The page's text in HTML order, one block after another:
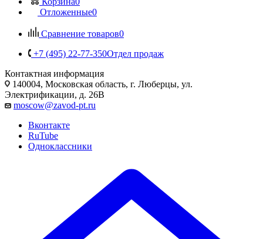
Отложенные0
Сравнение товаров0
+7 (495) 22-77-350Отдел продаж
Контактная информация
140004, Московская область, г. Люберцы, ул.
Электрификации, д. 26В
moscow@zavod-pt.ru
Вконтакте
RuTube
Одноклассники